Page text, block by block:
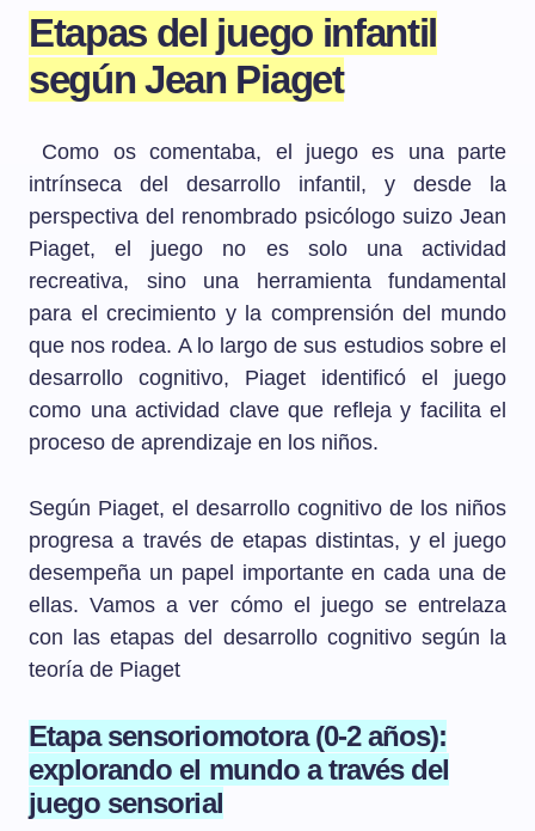
Etapas del juego infantil
según Jean Piaget
Como os comentaba, el juego es una parte
intrínseca del desarrollo infantil, y desde la
perspectiva del renombrado psicólogo suizo Jean
Piaget, el juego no es solo una actividad
recreativa, sino una herramienta fundamental
para el crecimiento y la comprensión del mundo
que nos rodea. A lo largo de sus estudios sobre el
desarrollo cognitivo, Piaget identificó el juego
como una actividad clave que refleja y facilita el
proceso de aprendizaje en los niños.
Según Piaget, el desarrollo cognitivo de los niños
progresa a través de etapas distintas, y el juego
desempeña un papel importante en cada una de
ellas. Vamos a ver cómo el juego se entrelaza
con las etapas del desarrollo cognitivo según la
teoría de Piaget
Etapa sensoriomotora (0-2 años):
explorando el mundo a través del
juego sensorial